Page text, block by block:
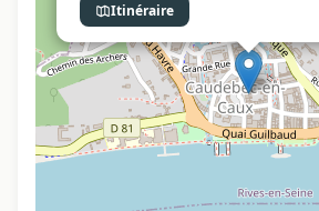
Itinéraire